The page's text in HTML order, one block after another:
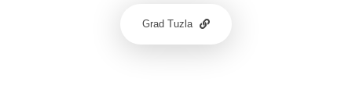
Grad Tuzla